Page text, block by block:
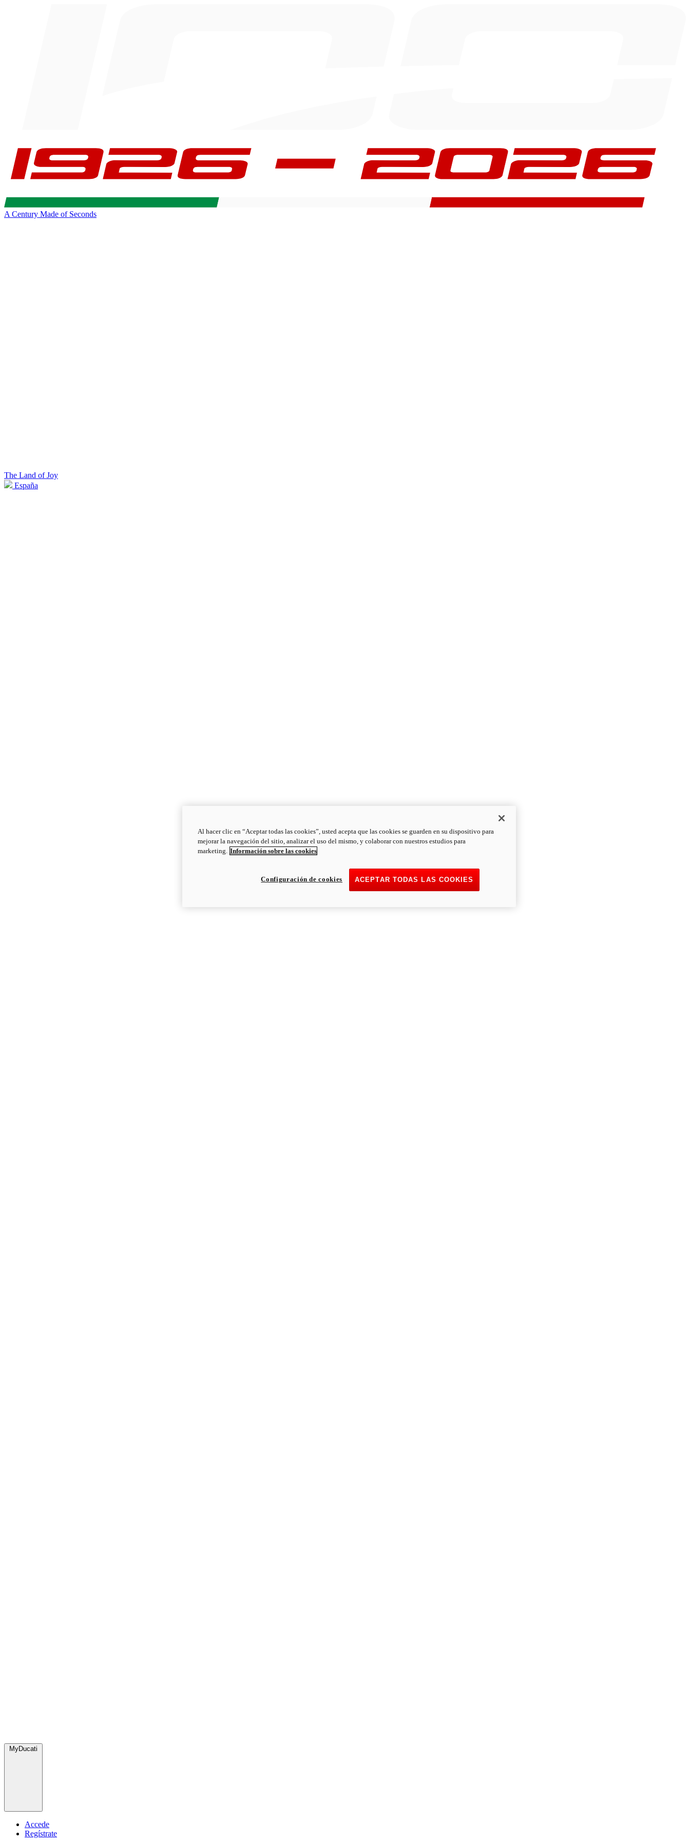
A Century Made of Seconds
The Land of Joy
España
MyDucati
Accede
Regístrate
Al hacer clic en “Aceptar todas las cookies”, usted acepta que las cookies se guarden en su dispositivo para
mejorar la navegación del sitio, analizar el uso del mismo, y colaborar con nuestros estudios para
marketing. Información sobre las cookies
ACEPTAR TODAS LAS COOKIES
Configuración de cookies